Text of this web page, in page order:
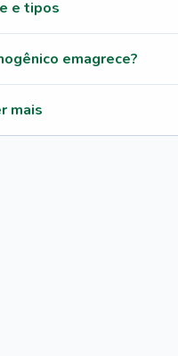
e tipos
emagrece?
mais